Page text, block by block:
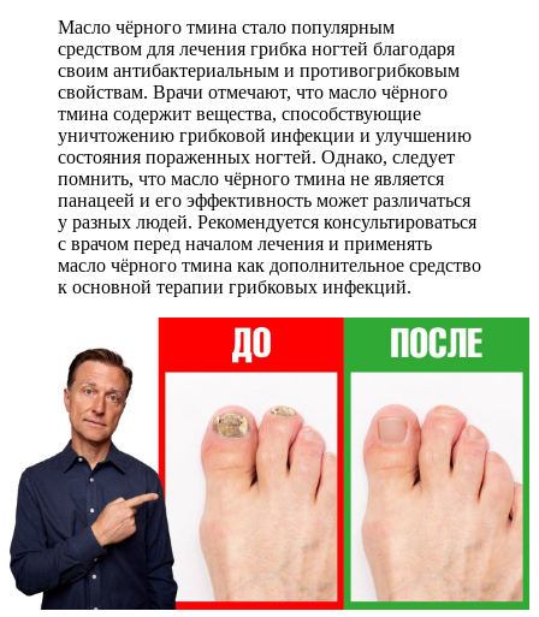
Масло чёрного тмина стало популярным
средством для лечения грибка ногтей благодаря
своим антибактериальным и противогрибковым
свойствам. Врачи отмечают, что масло чёрного
тмина содержит вещества, способствующие
уничтожению грибковой инфекции и улучшению
состояния пораженных ногтей. Однако, следует
помнить, что масло чёрного тмина не является
панацеей и его эффективность может различаться
у разных людей. Рекомендуется консультироваться
с врачом перед началом лечения и применять
масло чёрного тмина как дополнительное средство
к основной терапии грибковых инфекций.